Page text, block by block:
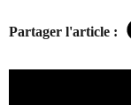
Partager l'article :